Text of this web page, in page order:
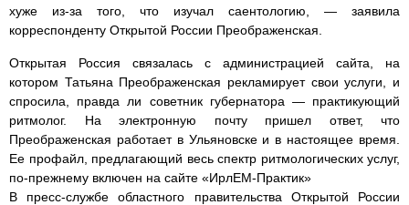
хуже из-за того, что изучал саентологию, — заявила
корреспонденту Открытой России Преображенская.
Открытая Россия связалась с администрацией сайта, на
котором Татьяна Преображенская рекламирует свои услуги, и
спросила, правда ли советник губернатора — практикующий
ритмолог. На электронную почту пришел ответ, что
Преображенская работает в Ульяновске и в настоящее время.
Ее профайл, предлагающий весь спектр ритмологических услуг,
по-прежнему включен на сайте «ИрлЕМ-Практик»
В пресс-службе областного правительства Открытой России